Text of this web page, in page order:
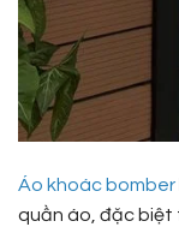
Áo khoác bomber
quần áo, đặc biệt